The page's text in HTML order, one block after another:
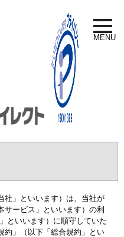
toggle
MENU
社」といいます）は、当社が
サービス」といいます）の利
といいます）に順守していた
約」（以下「総合規約」とい